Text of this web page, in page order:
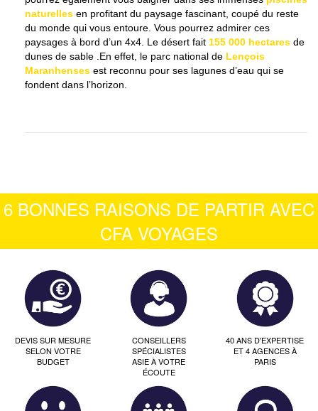
naturelles en profitant du paysage fascinant, coupé du reste
du monde qui vous entoure. Vous pourrez admirer ces
paysages à bord d’un 4x4. Le désert fait 155 000 hectares de
dunes de sable .En effet, le parc national de Lençois
Maranhenses est reconnu pour ses lagunes d’eau qui se
fondent dans l’horizon.
6 BONNES RAISONS DE PARTIR AVEC
CFA VOYAGES
DEVIS SUR MESURE
SELON VOTRE
BUDGET
CONSEILLERS
SPÉCIALISTES
ASIE À VOTRE
ÉCOUTE
40 ANS D'EXPERTISE
ET 4 AGENCES À
PARIS